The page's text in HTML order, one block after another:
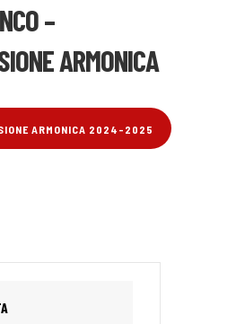
–
ARMONICA
ARMONICA 2024-2025